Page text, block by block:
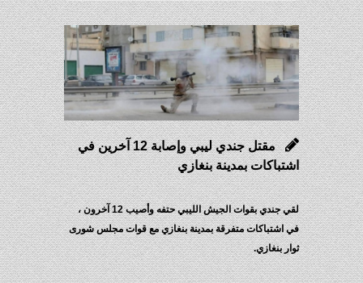
مقتل جندي ليبي وإصابة 12 آخرين في
اشتباكات بمدينة بنغازي
لقي جندي بقوات الجيش الليبي حتفه وأصيب 12 آخرون ،
في اشتباكات متفرقة بمدينة بنغازي مع قوات مجلس شورى
ثوار بنغازي.